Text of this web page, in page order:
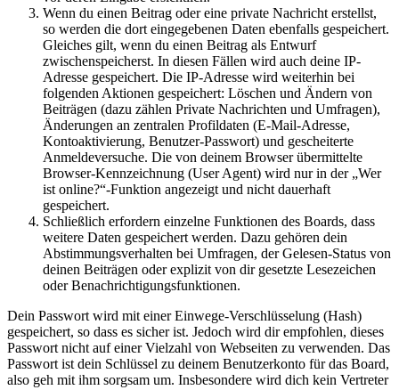
Wenn du einen Beitrag oder eine private Nachricht erstellst,
so werden die dort eingegebenen Daten ebenfalls gespeichert.
Gleiches gilt, wenn du einen Beitrag als Entwurf
zwischenspeicherst. In diesen Fällen wird auch deine IP-
Adresse gespeichert. Die IP-Adresse wird weiterhin bei
folgenden Aktionen gespeichert: Löschen und Ändern von
Beiträgen (dazu zählen Private Nachrichten und Umfragen),
Änderungen an zentralen Profildaten (E-Mail-Adresse,
Kontoaktivierung, Benutzer-Passwort) und gescheiterte
Anmeldeversuche. Die von deinem Browser übermittelte
Browser-Kennzeichnung (User Agent) wird nur in der „Wer
ist online?“-Funktion angezeigt und nicht dauerhaft
gespeichert.
Schließlich erfordern einzelne Funktionen des Boards, dass
weitere Daten gespeichert werden. Dazu gehören dein
Abstimmungsverhalten bei Umfragen, der Gelesen-Status von
deinen Beiträgen oder explizit von dir gesetzte Lesezeichen
oder Benachrichtigungsfunktionen.
Dein Passwort wird mit einer Einwege-Verschlüsselung (Hash)
gespeichert, so dass es sicher ist. Jedoch wird dir empfohlen, dieses
Passwort nicht auf einer Vielzahl von Webseiten zu verwenden. Das
Passwort ist dein Schlüssel zu deinem Benutzerkonto für das Board,
also geh mit ihm sorgsam um. Insbesondere wird dich kein Vertreter